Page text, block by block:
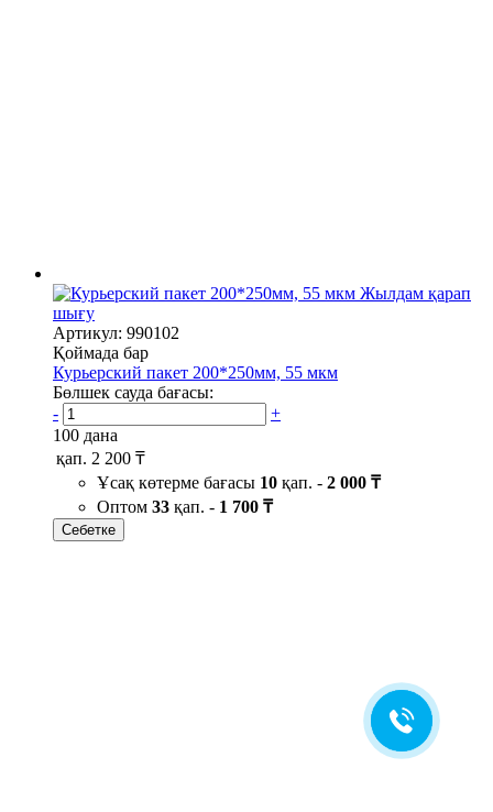
Жылдам қарап
шығу
Артикул: 990102
Қоймада бар
Курьерский пакет 200*250мм, 55 мкм
Бөлшек сауда бағасы:
-
+
100 дана
қап. 2 200 ₸
Ұсақ көтерме бағасы 10 қап. - 2 000 ₸
Оптом 33 қап. - 1 700 ₸
Себетке